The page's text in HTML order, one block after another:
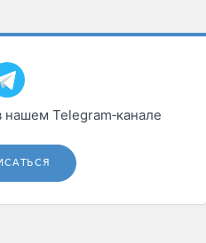
нашем Telegram‑канале